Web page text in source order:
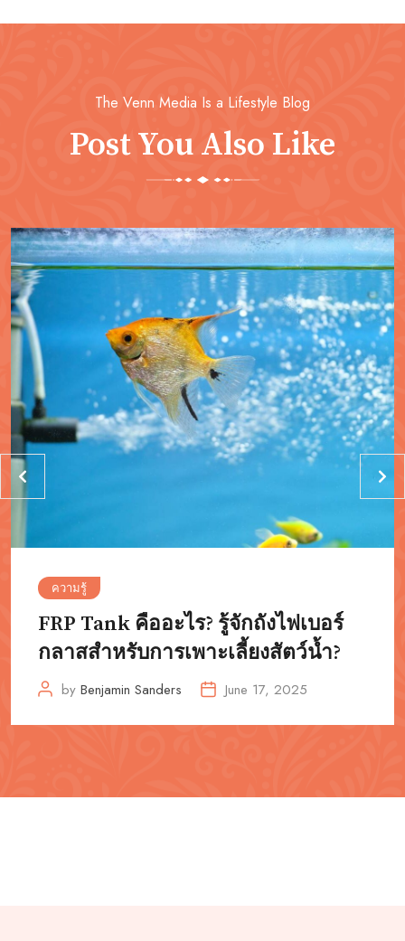
The Venn Media Is a Lifestyle Blog
Post You Also Like
ความรู้
FRP Tank คืออะไร? รู้จักถังไฟเบอร์
กลาสสำหรับการเพาะเลี้ยงสัตว์น้ำ?
by Benjamin Sanders June 17, 2025